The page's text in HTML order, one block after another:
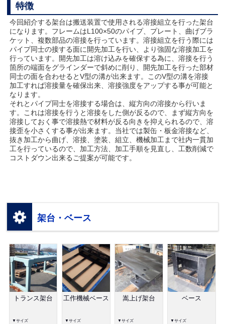
特徴
今回紹介する架台は搬送装置で使用される溶接組立を行った架台
になります。フレームはL100×50のパイプ、プレート、曲げブラ
ケット、複数部品の溶接を行っています。溶接組立を行う際には
パイプ同士の接する面に開先加工を行い、より強固な溶接加工を
行っています。開先加工は溶け込みを確保する為に、溶接を行う
箇所の端面をグラインダーで斜めに削り、開先加工を行った部材
同士の面を合わせるとV型の溝が出来ます。このV型の溝を溶接
加工すれば溶接量を確保出来、溶接強度をアップする事が可能と
なります。
それとパイプ同士を溶接する場合は、縦方向の溶接から行いま
す。これは溶接を行うと溶接をした側が反るので、まず縦方向を
溶接しておく事で溶接熱で材料が反る向きを抑えられるので、溶
接歪を小さくする事が出来ます。当社では製缶・板金溶接など、
抜き加工から曲げ、溶接、塗装、組立、機械加工まで社内一貫加
工を行っているので、加工方法、加工手順を見直し、工数削減で
コストダウン出来るご提案が可能です。
架台・ベース
トランス架台
▼サイズ
工作機械ベース
▼サイズ
嵩上げ架台
▼サイズ
ベース
▼サイズ